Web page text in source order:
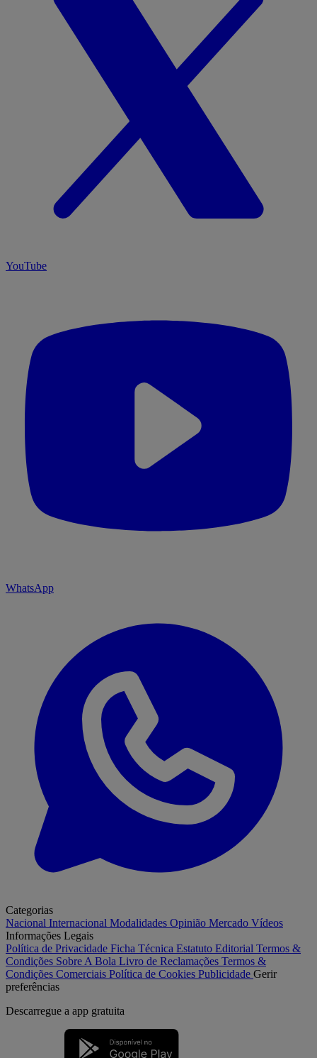
YouTube
WhatsApp
Categorias
Nacional Internacional Modalidades Opinião Mercado Vídeos
Informações Legais
Política de Privacidade Ficha Técnica Estatuto Editorial Termos &
Condições Sobre A Bola Livro de Reclamações Termos &
Condições Comerciais Política de Cookies Publicidade Gerir
preferências
Descarregue a app gratuita